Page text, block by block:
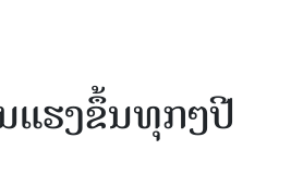
ແຮງຂຶ້ນທຸກໆປີ